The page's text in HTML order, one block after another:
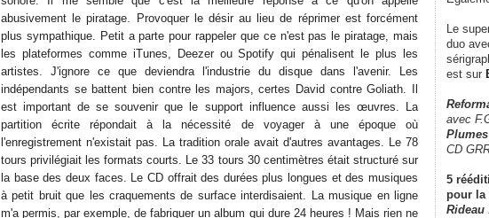
abusivement le piratage. Provoquer le désir au lieu de réprimer est forcément
plus sympathique. Petit a parte pour rappeler que ce n'est pas le piratage, mais
les plateformes comme iTunes, Deezer ou Spotify qui pénalisent le plus les
artistes. J'ignore ce que deviendra l'industrie du disque dans l'avenir. Les
indépendants se battent bien contre les majors, certes David contre Goliath. Il
est important de se souvenir que le support influence aussi les œuvres. La
partition écrite répondait à la nécessité de voyager à une époque où
l'enregistrement n'existait pas. La tradition orale avait d'autres avantages. Le 78
tours privilégiait les formats courts. Le 33 tours 30 centimètres était structuré sur
la base des deux faces. Le CD offrait des durées plus longues et des musiques
à petit bruit que les craquements de surface interdisaient. La musique en ligne
m'a permis, par exemple, de fabriquer un album qui dure 24 heures ! Mais rien ne
Le
duo
est sur
avec
CD
5
pour la
Rideau